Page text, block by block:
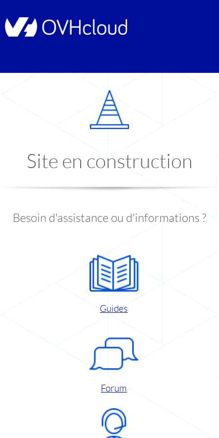
Site en construction
Besoin d'assistance ou d'informations ?
Guides
Forum